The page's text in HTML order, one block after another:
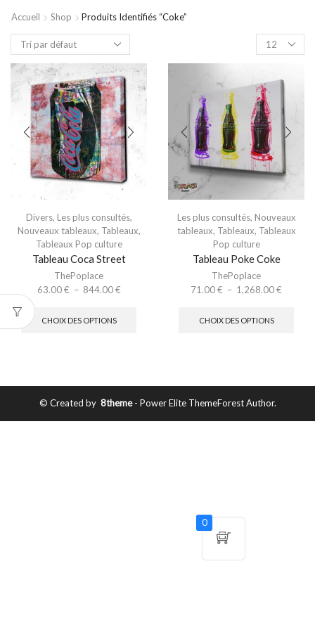
Accueil Shop Produits Identifiés “coke”
Divers, Les plus consultés,
Nouveaux tableaux, Tableaux,
Tableaux Pop culture
Tableau Coca Street
ThePoplace
63.00€ – 844.00€
CHOIX DES OPTIONS
Les plus consultés, Nouveaux
tableaux, Tableaux, Tableaux
Pop culture
Tableau Poke Coke
ThePoplace
71.00€ – 1,268.00€
CHOIX DES OPTIONS
© Created by 8theme- Power Elite ThemeForest Author.
0